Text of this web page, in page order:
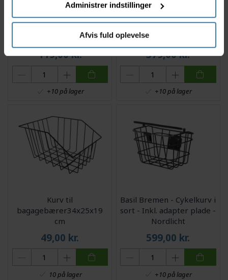
Administrer indstillinger
Afvis fuld oplevelse
Bike Attitude - Cykelkurv
til børnecykler - 20"-24" -
Fastmonteret - Sort
119,00kr.
+10 på lager
Basil Darcy L kurv i flet
379,00kr.
+10 på lager
Kurv til
bagagebærer34x25x19
cm
49,00 kr.
10 på lager
Basil Bremen - Cykelkurv i
sort - Inkl. adapter plade -
Nordlicht
599,00 kr.
+10 på lager